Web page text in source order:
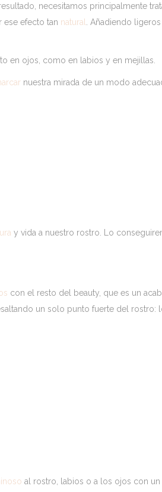
necesitamos principalmente
ese efecto tan natural
. Añadiendo ligeros
en ojos, como en labios y en mejillas.
nuestra mirada de un modo
y vida a nuestro rostro. Lo
con el resto del beauty, que es un
un solo punto fuerte del rostro:
al rostro, labios o a los ojos con un